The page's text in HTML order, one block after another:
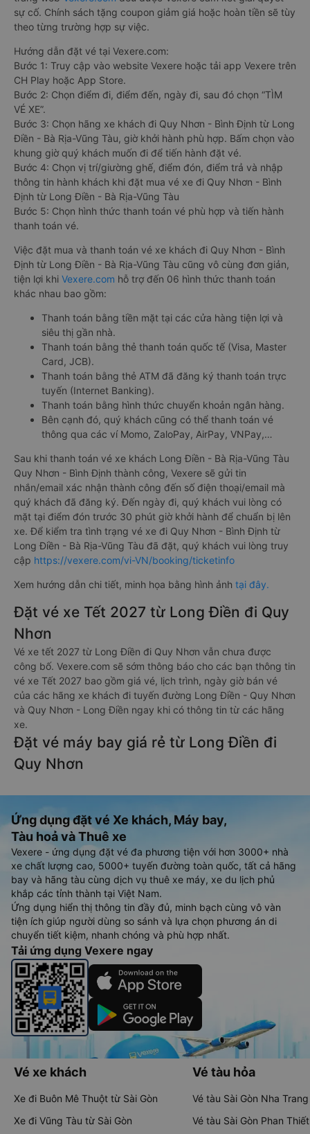
sự cố. Chính sách tặng coupon giảm giá hoặc hoàn tiền sẽ tùy
theo từng trường hợp sự việc.
Hướng dẫn đặt vé tại Vexere.com:
Bước 1: Truy cập vào website Vexere hoặc tải app Vexere trên
CH Play hoặc App Store.
Bước 2: Chọn điểm đi, điểm đến, ngày đi, sau đó chọn “TÌM
VÉ XE”.
Bước 3: Chọn hãng xe khách đi Quy Nhơn - Bình Định từ Long
Điền - Bà Rịa-Vũng Tàu, giờ khởi hành phù hợp. Bấm chọn vào
khung giờ quý khách muốn đi để tiến hành đặt vé.
Bước 4: Chọn vị trí/giường ghế, điểm đón, điểm trả và nhập
thông tin hành khách khi đặt mua vé xe đi Quy Nhơn - Bình
Định từ Long Điền - Bà Rịa-Vũng Tàu
Bước 5: Chọn hình thức thanh toán vé phù hợp và tiến hành
thanh toán vé.
Việc đặt mua và thanh toán vé xe khách đi Quy Nhơn - Bình
Định từ Long Điền - Bà Rịa-Vũng Tàu cũng vô cùng đơn giản,
tiện lợi khi Vexere.com hỗ trợ đến 06 hình thức thanh toán
khác nhau bao gồm:
Thanh toán bằng tiền mặt tại các cửa hàng tiện lợi và
siêu thị gần nhà.
Thanh toán bằng thẻ thanh toán quốc tế (Visa, Master
Card, JCB).
Thanh toán bằng thẻ ATM đã đăng ký thanh toán trực
tuyến (Internet Banking).
Thanh toán bằng hình thức chuyển khoản ngân hàng.
Bên cạnh đó, quý khách cũng có thể thanh toán vé
thông qua các ví Momo, ZaloPay, AirPay, VNPay,…
Sau khi thanh toán vé xe khách Long Điền - Bà Rịa-Vũng Tàu
Quy Nhơn - Bình Định thành công, Vexere sẽ gửi tin
nhắn/email xác nhận thành công đến số điện thoại/email mà
quý khách đã đăng ký. Đến ngày đi, quý khách vui lòng có
mặt tại điểm đón trước 30 phút giờ khởi hành để chuẩn bị lên
xe. Để kiểm tra tình trạng vé xe đi Quy Nhơn - Bình Định từ
Long Điền - Bà Rịa-Vũng Tàu đã đặt, quý khách vui lòng truy
cập https://vexere.com/vi-VN/booking/ticketinfo
Xem hướng dẫn chi tiết, minh họa bằng hình ảnh tại đây.
Đặt vé xe Tết 2027 từ Long Điền đi Quy
Nhơn
Vé xe tết 2027 từ Long Điền đi Quy Nhơn vẫn chưa được
công bố. Vexere.com sẽ sớm thông báo cho các bạn thông tin
vé xe Tết 2027 bao gồm giá vé, lịch trình, ngày giờ bán vé
của các hãng xe khách đi tuyến đường Long Điền - Quy Nhơn
và Quy Nhơn - Long Điền ngay khi có thông tin từ các hãng
xe.
Đặt vé máy bay giá rẻ từ Long Điền đi
Quy Nhơn
Ứng dụng đặt vé Xe khách, Máy bay,
Tàu hoả và Thuê xe
Vexere - ứng dụng đặt vé đa phương tiện với hơn 3000+ nhà
xe chất lượng cao, 5000+ tuyến đường toàn quốc, tất cả hãng
bay và hãng tàu cùng dịch vụ thuê xe máy, xe du lịch phủ
khắp các tỉnh thành tại Việt Nam.
Ứng dụng hiển thị thông tin đầy đủ, minh bạch cùng vô vàn
tiện ích giúp người dùng so sánh và lựa chọn phương án di
chuyển tiết kiệm, nhanh chóng và phù hợp nhất.
Tải ứng dụng Vexere ngay
Vé xe khách
Xe đi Buôn Mê Thuột từ Sài Gòn
Xe đi Vũng Tàu từ Sài Gòn
Vé tàu hỏa
Vé tàu Sài Gòn Nha Trang
Vé tàu Sài Gòn Phan Thiết